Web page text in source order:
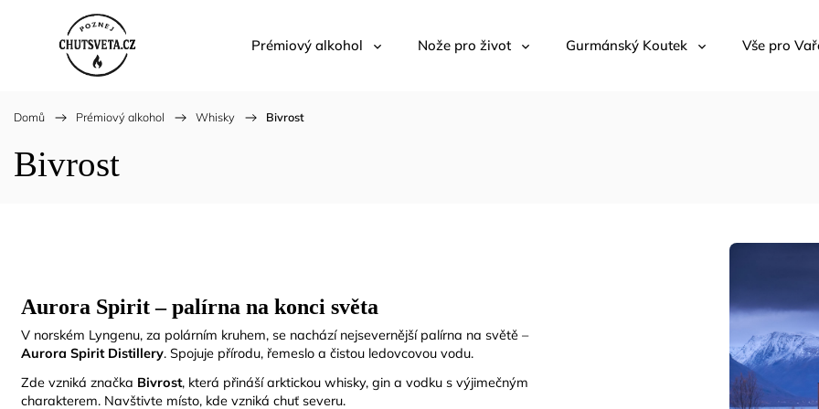
Prémiový alkohol Nože pro život Gurmánský Koutek Vše pro
Domů / Prémiový alkohol / Whisky / Bivrost
Bivrost
Aurora Spirit – palírna na konci světa
V norském Lyngenu, za polárním kruhem, se nachází nejsevernější palírna na světě –
Aurora Spirit Distillery. Spojuje přírodu, řemeslo a čistou ledovcovou vodu.
Zde vzniká značka Bivrost, která přináší arktickou whisky, gin a vodku s výjimečným
charakterem. Navštivte místo, kde vzniká chuť severu.